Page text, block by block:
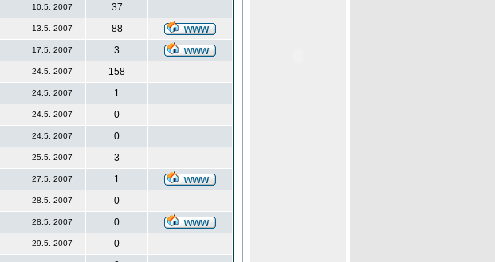
10.5. 2007
37
13.5. 2007
88
17.5. 2007
3
24.5. 2007
158
24.5. 2007
1
24.5. 2007
0
24.5. 2007
0
25.5. 2007
3
27.5. 2007
1
28.5. 2007
0
28.5. 2007
0
29.5. 2007
0